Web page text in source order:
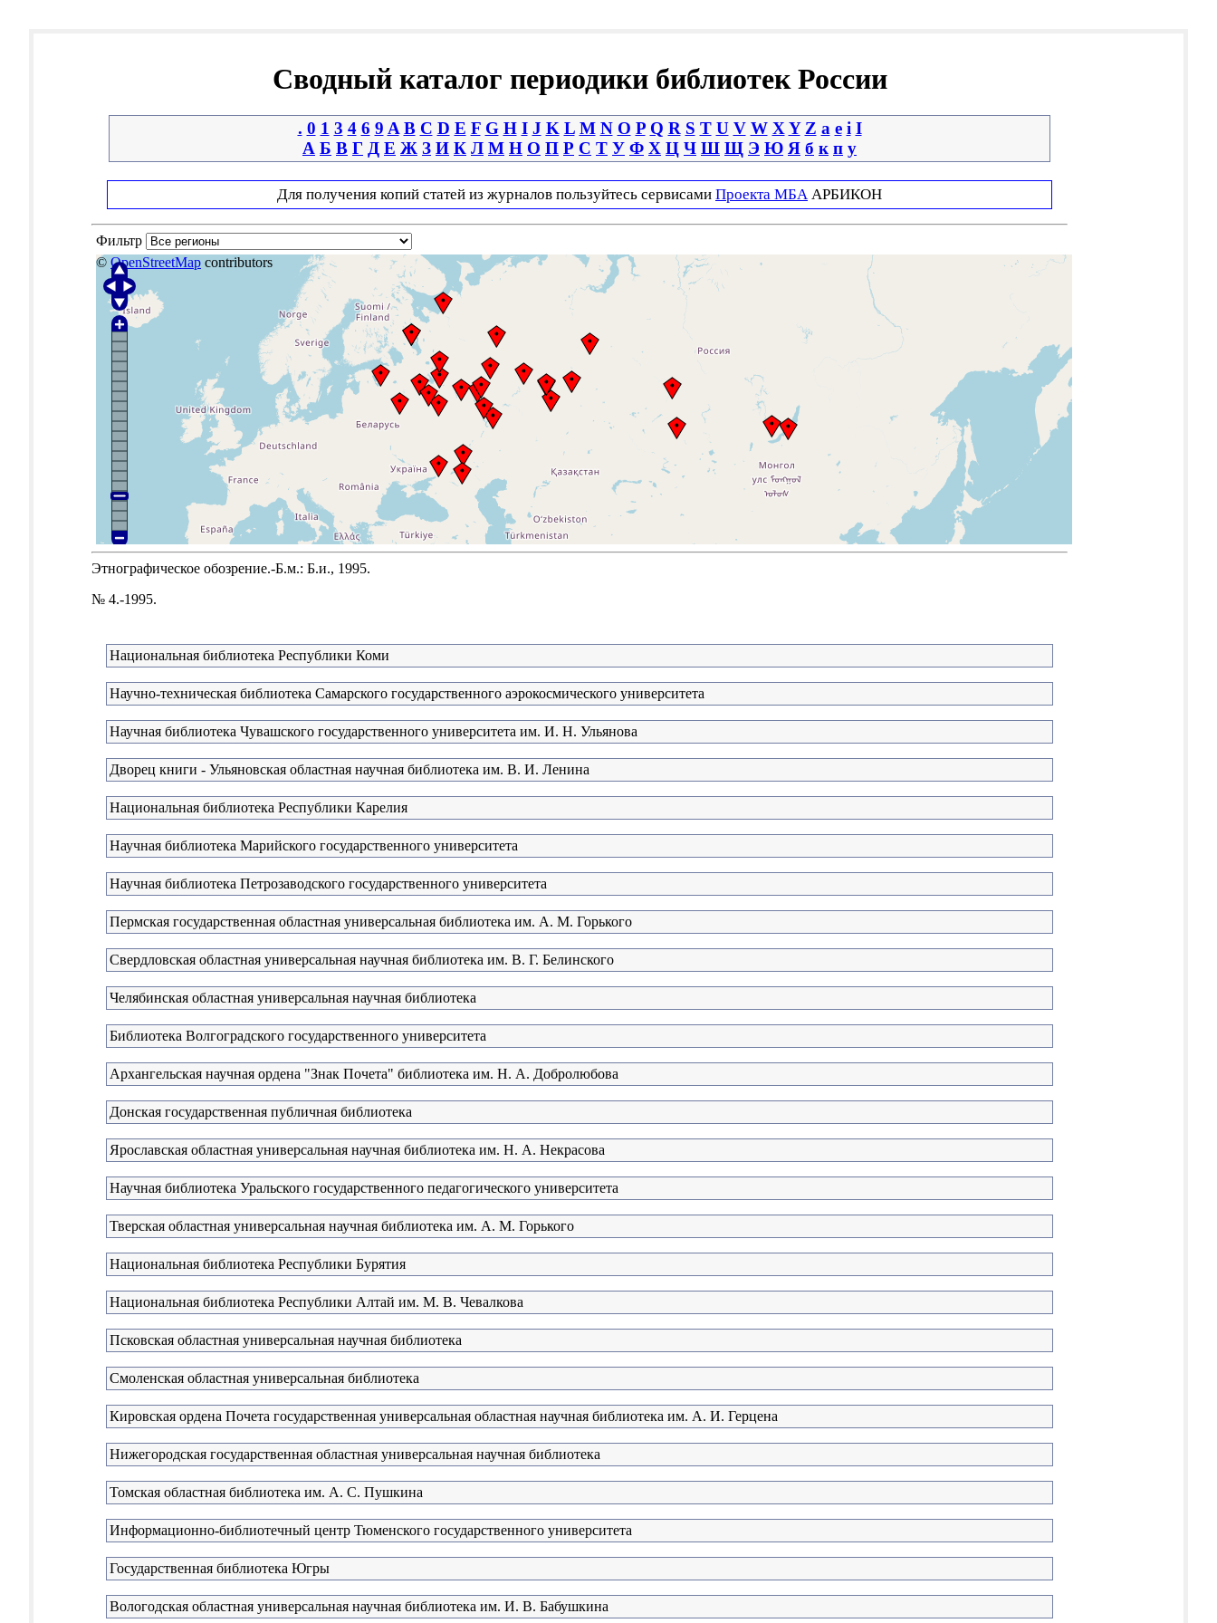
Сводный каталог периодики библиотек России
. 0 1 3 4 6 9 A B C D E F G H I J K L M N O P Q R S T U V W X Y Z a e i І
А Б В Г Д Е Ж З И К Л М Н О П Р С Т У Ф Х Ц Ч Ш Щ Э Ю Я б к п у
Для получения копий статей из журналов пользуйтесь сервисами Проекта МБА АРБИКОН
Фильтр
© OpenStreetMap contributors
Этнографическое обозрение.-Б.м.: Б.и., 1995.
№ 4.-1995.
Национальная библиотека Республики Коми
Научно-техническая библиотека Самарского государственного аэрокосмического университета
Научная библиотека Чувашского государственного университета им. И. Н. Ульянова
Дворец книги - Ульяновская областная научная библиотека им. В. И. Ленина
Национальная библиотека Республики Карелия
Научная библиотека Марийского государственного университета
Научная библиотека Петрозаводского государственного университета
Пермская государственная областная универсальная библиотека им. А. М. Горького
Свердловская областная универсальная научная библиотека им. В. Г. Белинского
Челябинская областная универсальная научная библиотека
Библиотека Волгоградского государственного университета
Архангельская научная ордена "Знак Почета" библиотека им. Н. А. Добролюбова
Донская государственная публичная библиотека
Ярославская областная универсальная научная библиотека им. Н. А. Некрасова
Научная библиотека Уральского государственного педагогического университета
Тверская областная универсальная научная библиотека им. А. М. Горького
Национальная библиотека Республики Бурятия
Национальная библиотека Республики Алтай им. М. В. Чевалкова
Псковская областная универсальная научная библиотека
Смоленская областная универсальная библиотека
Кировская ордена Почета государственная универсальная областная научная библиотека им. А. И. Герцена
Нижегородская государственная областная универсальная научная библиотека
Томская областная библиотека им. А. С. Пушкина
Информационно-библиотечный центр Тюменского государственного университета
Государственная библиотека Югры
Вологодская областная универсальная научная библиотека им. И. В. Бабушкина